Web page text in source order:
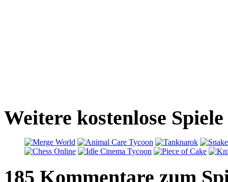
Weitere kostenlose
185 Kommentare zum